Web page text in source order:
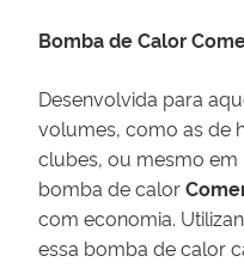
Bomba de Calor
Desenvolvida para
volumes, como as de
clubes, ou mesmo em
bomba de calor
com economia.
essa bomba de calor